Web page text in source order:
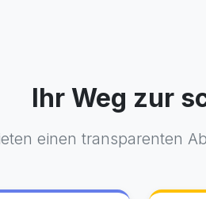
Ihr Weg zur
einen transparenten